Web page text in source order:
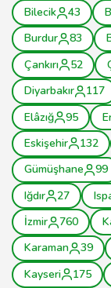
Bilecik
43
Burdur
83
Çankırı
52
Diyarbakır
117
Elâzığ
95
Eskişehir
132
Gümüşhane
99
Iğdır
27
İzmir
760
Karaman
39
Kayseri
175